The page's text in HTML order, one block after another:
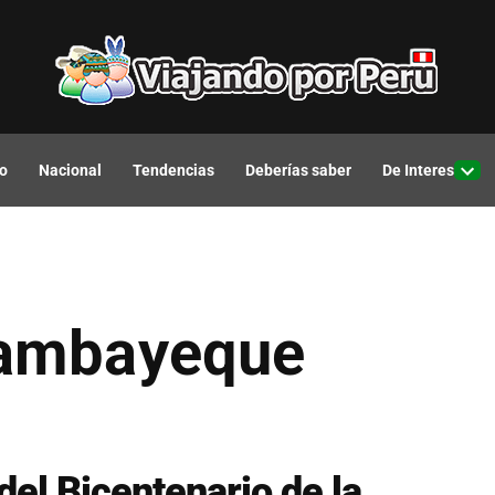
Nacional Tendencias Deberías saber De Interes